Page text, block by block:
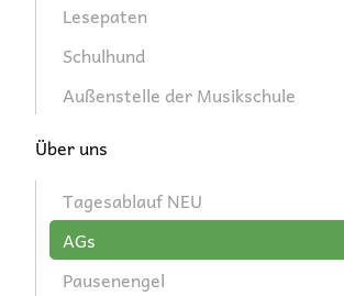
Lesepaten
Schulhund
Außenstelle der Musikschule
Über uns
Tagesablauf NEU
AGs
Pausenengel